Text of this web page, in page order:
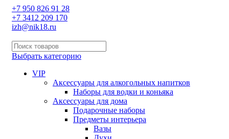
+7 950 826 91 28
+7 3412 209 170
izh@nik18.ru
Выбрать категорию
VIP
Аксессуары для алкогольных напитков
Наборы для водки и коньяка
Аксессуары для дома
Подарочные наборы
Предметы интерьера
Вазы